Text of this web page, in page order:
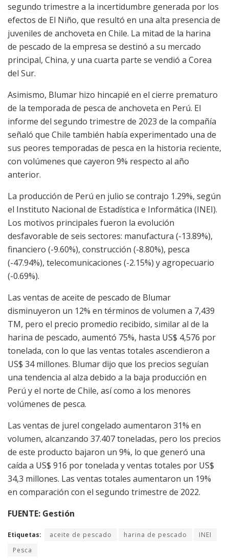
segundo trimestre a la incertidumbre generada por los
efectos de El Niño, que resultó en una alta presencia de
juveniles de anchoveta en Chile. La mitad de la harina
de pescado de la empresa se destinó a su mercado
principal, China, y una cuarta parte se vendió a Corea
del Sur.
Asimismo, Blumar hizo hincapié en el cierre prematuro
de la temporada de pesca de anchoveta en Perú. El
informe del segundo trimestre de 2023 de la compañía
señaló que Chile también había experimentado una de
sus peores temporadas de pesca en la historia reciente,
con volúmenes que cayeron 9% respecto al año
anterior.
La producción de Perú en julio se contrajo 1.29%, según
el Instituto Nacional de Estadística e Informática (INEI).
Los motivos principales fueron la evolución
desfavorable de seis sectores: manufactura (-13.89%),
financiero (-9.60%), construcción (-8.80%), pesca
(-47.94%), telecomunicaciones (-2.15%) y agropecuario
(-0.69%).
Las ventas de aceite de pescado de Blumar
disminuyeron un 12% en términos de volumen a 7,439
TM, pero el precio promedio recibido, similar al de la
harina de pescado, aumentó 75%, hasta US$ 4,576 por
tonelada, con lo que las ventas totales ascendieron a
US$ 34 millones. Blumar dijo que los precios seguían
una tendencia al alza debido a la baja producción en
Perú y el norte de Chile, así como a los menores
volúmenes de pesca.
Las ventas de jurel congelado aumentaron 31% en
volumen, alcanzando 37.407 toneladas, pero los precios
de este producto bajaron un 9%, lo que generó una
caída a US$ 916 por tonelada y ventas totales por US$
34,3 millones. Las ventas totales aumentaron un 19%
en comparación con el segundo trimestre de 2022.
FUENTE: Gestión
Etiquetas: aceite de pescado harina de pescado
INEI
Pesca